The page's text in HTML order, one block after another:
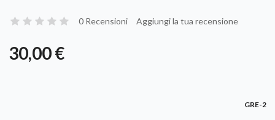
0 Recensioni Aggiungi la tua recensione
30,00 €
GRE-2